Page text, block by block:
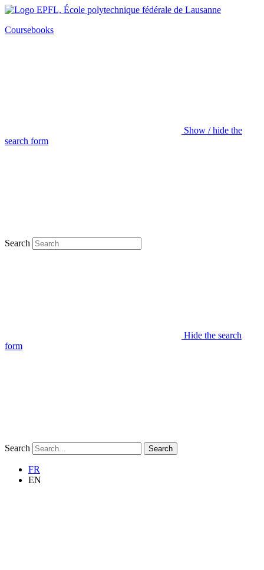
Coursebooks
Show / hide the
search form
Search
Hide the search
form
Search Search
FR
EN